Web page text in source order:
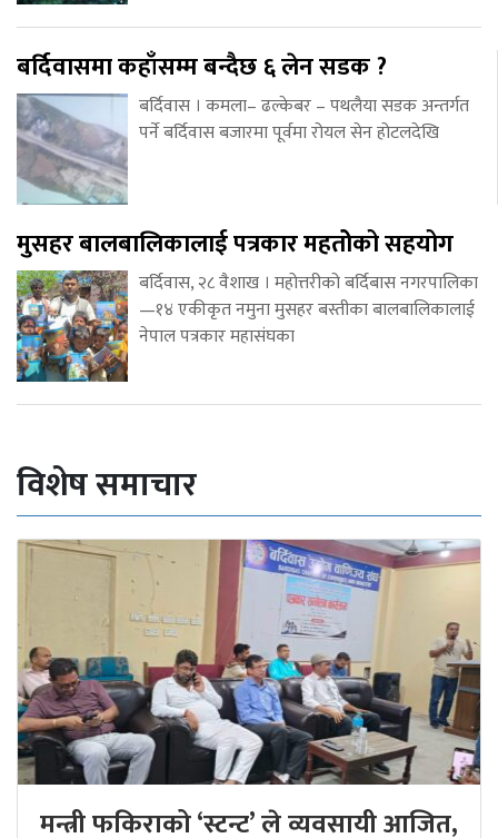
बर्दिवासमा कहाँसम्म बन्दैछ ६ लेन सडक ?
बर्दिवास । कमला– ढल्केबर – पथलैया सडक अन्तर्गत
पर्ने बर्दिवास बजारमा पूर्वमा रोयल सेन होटलदेखि
मुसहर बालबालिकालाई पत्रकार महतोेको सहयोग
बर्दिवास, २८ वैशाख । महोत्तरीको बर्दिबास नगरपालिका
—१४ एकीकृत नमुना मुसहर बस्तीका बालबालिकालाई
नेपाल पत्रकार महासंघका
विशेष समाचार
मन्त्री फकिराको ‘स्टन्ट’ ले व्यवसायी आजित,